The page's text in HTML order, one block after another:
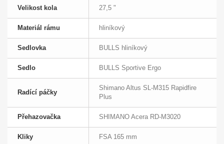
Velikost kola 27,5 "
Materiál rámu hliníkový
Sedlovka BULLS hliníkový
Sedlo BULLS Sportive Ergo
Radící páčky
Shimano Altus SL-M315 Rapidfire
Plus
Přehazovačka SHIMANO Acera RD-M3020
Kliky FSA 165 mm